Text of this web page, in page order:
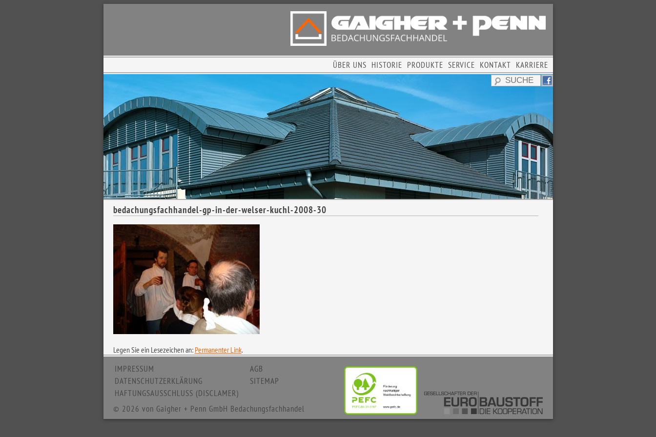
KARRIERE
KONTAKT
SERVICE
PRODUKTE
HISTORIE
ÜBER UNS
bedachungsfachhandel-gp-in-der-welser-kuchl-2008-30
Legen Sie ein Lesezeichen an: Permanenter Link.
IMPRESSUM
DATENSCHUTZERKLÄRUNG
HAFTUNGSAUSSCHLUSS (DISCLAMER)
AGB
SITEMAP
© 2026 von Gaigher + Penn GmbH Bedachungsfachhandel